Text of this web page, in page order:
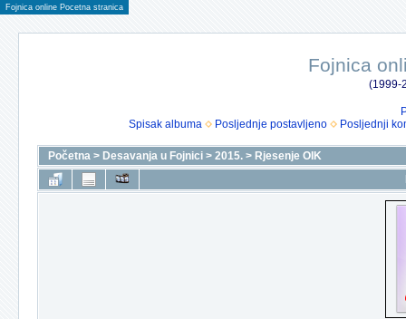
Fojnica online Pocetna stranica
Fojnica
(1999-
Spisak albuma
Posljednje postavljeno Posljednji
Početna > Desavanja u Fojnici > 2015. > Rjesenje OIK